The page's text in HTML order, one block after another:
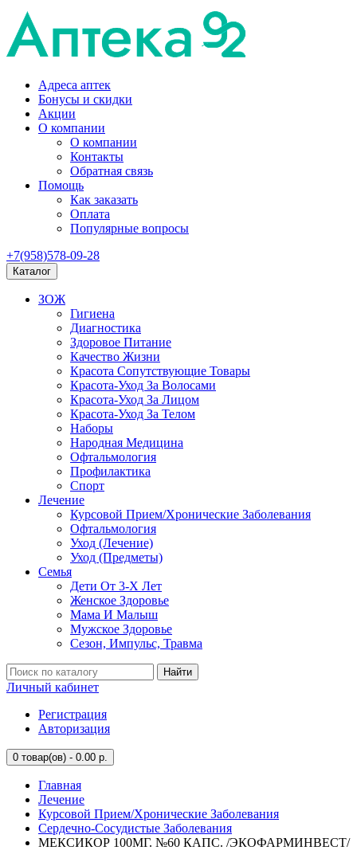
Адреса аптек
Бонусы и скидки
Акции
О компании
О компании
Контакты
Обратная связь
Помощь
Как заказать
Оплата
Популярные вопросы
+7(958)578-09-28
Каталог
ЗОЖ
Гигиена
Диагностика
Здоровое Питание
Качество Жизни
Красота Сопутствующие Товары
Красота-Уход За Волосами
Красота-Уход За Лицом
Красота-Уход За Телом
Наборы
Народная Медицина
Офтальмология
Профилактика
Спорт
Лечение
Курсовой Прием/Хронические Заболевания
Офтальмология
Уход (Лечение)
Уход (Предметы)
Семья
Дети От 3-Х Лет
Женское Здоровье
Мама И Малыш
Мужское Здоровье
Сезон, Импульс, Травма
Найти
Личный кабинет
Регистрация
Авторизация
0 товар(ов) - 0.00 р.
Главная
Лечение
Курсовой Прием/Хронические Заболевания
Сердечно-Сосудистые Заболевания
МЕКСИКОР 100МГ. №60 КАПС. /ЭКОФАРМИНВЕСТ/